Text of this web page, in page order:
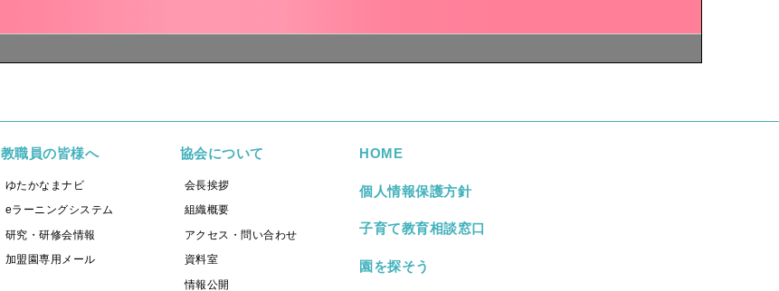
教職員の皆様へ
ゆたかなまナビ
eラーニングシステム
研究・研修会情報
加盟園専用メール
協会について
会⾧挨拶
組織概要
アクセス・問い合わせ
資料室
情報公開
HOME
個人情報保護方針
子育て教育相談窓口
園を探そう